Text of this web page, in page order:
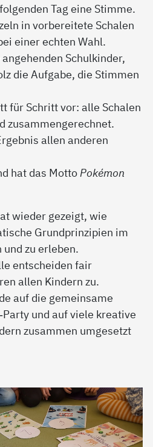
Tag eine Stimme.
in vorbereitete Schalen
einer echten Wahl.
Schulkinder,
die Aufgabe, die Stimmen
für Schritt vor: alle Schalen
zusammengerechnet.
allen anderen
hat das Motto Pokémon
wieder gezeigt, wie
Grundprinzipien im
zu erleben.
entscheiden fair
allen Kindern zu.
auf die gemeinsame
und auf viele kreative
zusammen umgesetzt